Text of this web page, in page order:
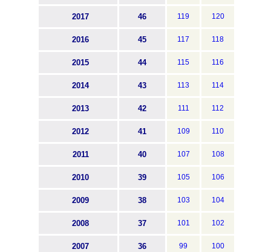
2017 46 119 120
2016 45 117 118
2015 44 115 116
2014 43 113 114
2013 42 111 112
2012 41 109 110
2011 40 107 108
2010 39 105 106
2009 38 103 104
2008 37 101 102
2007 36 99 100